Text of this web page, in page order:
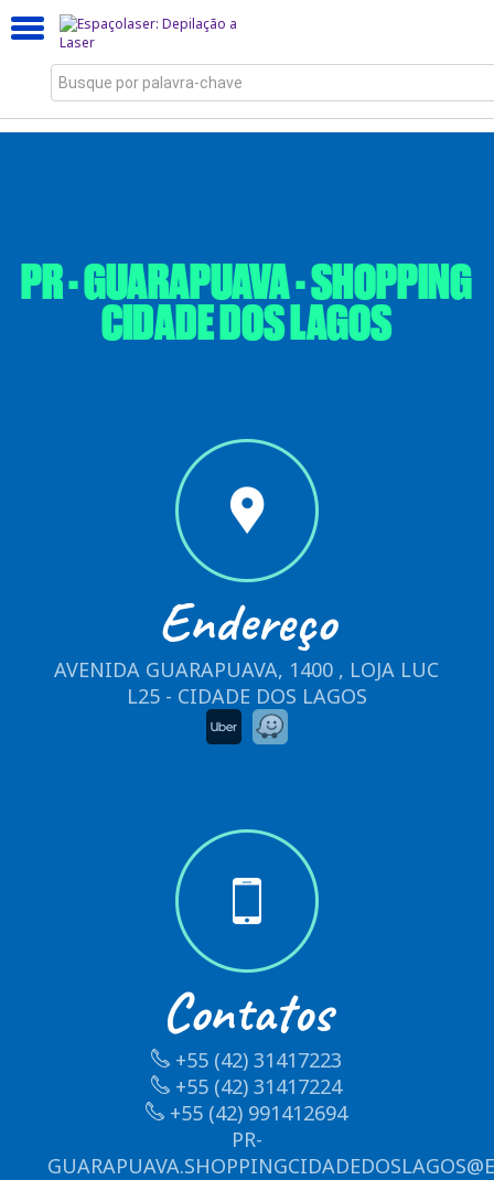
Busque por palavra-chave
PR - GUARAPUAVA - SHOPPING
CIDADE DOS LAGOS
Endereço
AVENIDA GUARAPUAVA, 1400 , LOJA LUC
L25 - CIDADE DOS LAGOS
Contatos
+55 (42) 31417223
+55 (42) 31417224
+55 (42) 991412694
PR-